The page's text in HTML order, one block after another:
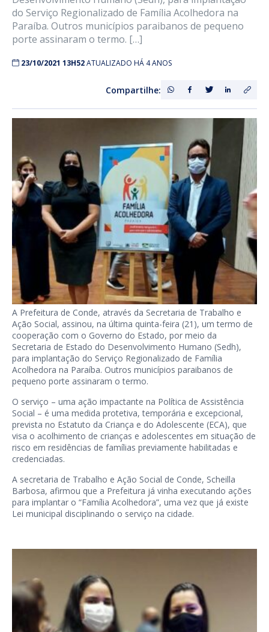
do Serviço Regionalizado de Família Acolhedora na
Paraíba. Outros municípios paraibanos de pequeno
porte assinaram o termo. […]
23/10/2021 13H52ATUALIZADO HÁ 4 ANOS
Compartilhe:
A Prefeitura de Conde, através da Secretaria de Trabalho e
Ação Social, assinou, na última quinta-feira (21), um termo de
cooperação com o Governo do Estado, por meio da
Secretaria de Estado do Desenvolvimento Humano (Sedh),
para implantação do Serviço Regionalizado de Família
Acolhedora na Paraíba. Outros municípios paraibanos de
pequeno porte assinaram o termo.
O serviço – uma ação impactante na Política de Assistência
Social – é uma medida protetiva, temporária e excepcional,
prevista no Estatuto da Criança e do Adolescente (ECA), que
visa o acolhimento de crianças e adolescentes em situação de
risco em residências de famílias previamente habilitadas e
credenciadas.
A secretaria de Trabalho e Ação Social de Conde, Scheilla
Barbosa, afirmou que a Prefeitura já vinha executando ações
para implantar o “Família Acolhedora”, uma vez que já existe
Lei municipal disciplinando o serviço na cidade.